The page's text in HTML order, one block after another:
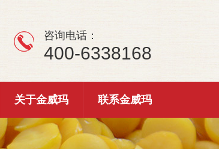
咨询电话：
400-6338168
关于金威玛 联系金威玛